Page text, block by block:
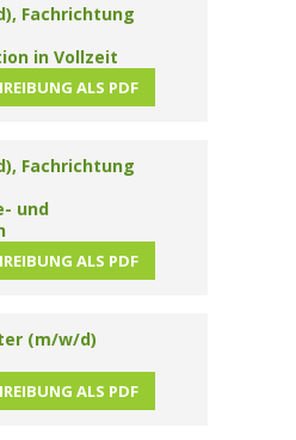
Fachrichtung
in Vollzeit
ALS PDF
Fachrichtung
und
ALS PDF
(m/w/d)
ALS PDF